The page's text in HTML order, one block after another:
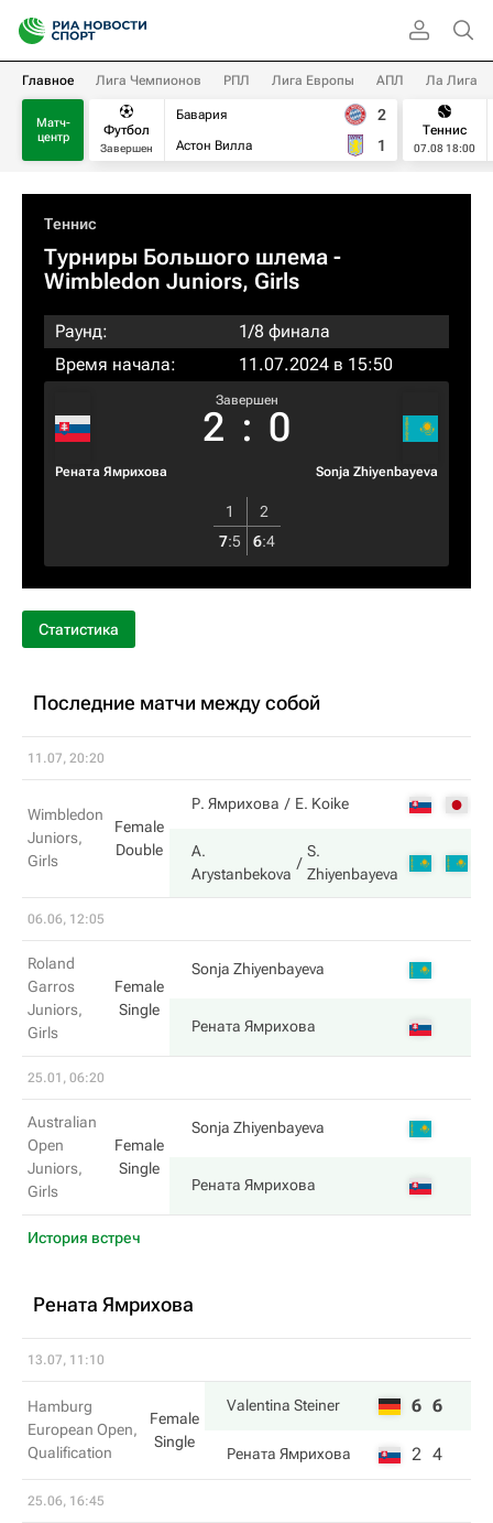
Главное Лига Чемпионов РПЛ Лига Европы АПЛ Ла Лига
Матч-
центр
Футбол
Завершен
Бавария
Астон Вилла
2
1
Теннис
07.08 18:00
Теннис
Турниры Большого шлема -
Wimbledon Juniors, Girls
Раунд:
1/8 финала
Время начала:
11.07.2024 в 15:50
Рената Ямрихова
Завершен
2 : 0
Sonja Zhiyenbayeva
1
2
7:5 6:4
Статистика
Последние матчи между собой
11.07, 20:20
Wimbledon
Juniors,
Girls
Female
Double
Р. Ямрихова E. Koike
A.
Arystanbekova
S.
Zhiyenbayeva
06.06, 12:05
Roland
Garros
Juniors,
Girls
Female
Single
Sonja Zhiyenbayeva
Рената Ямрихова
25.01, 06:20
Australian
Open
Juniors,
Girls
Female
Single
Sonja Zhiyenbayeva
Рената Ямрихова
История встреч
Рената Ямрихова
13.07, 11:10
Hamburg
European Open,
Qualification
Female
Single
Valentina Steiner 6 6
Рената Ямрихова 2 4
25.06, 16:45